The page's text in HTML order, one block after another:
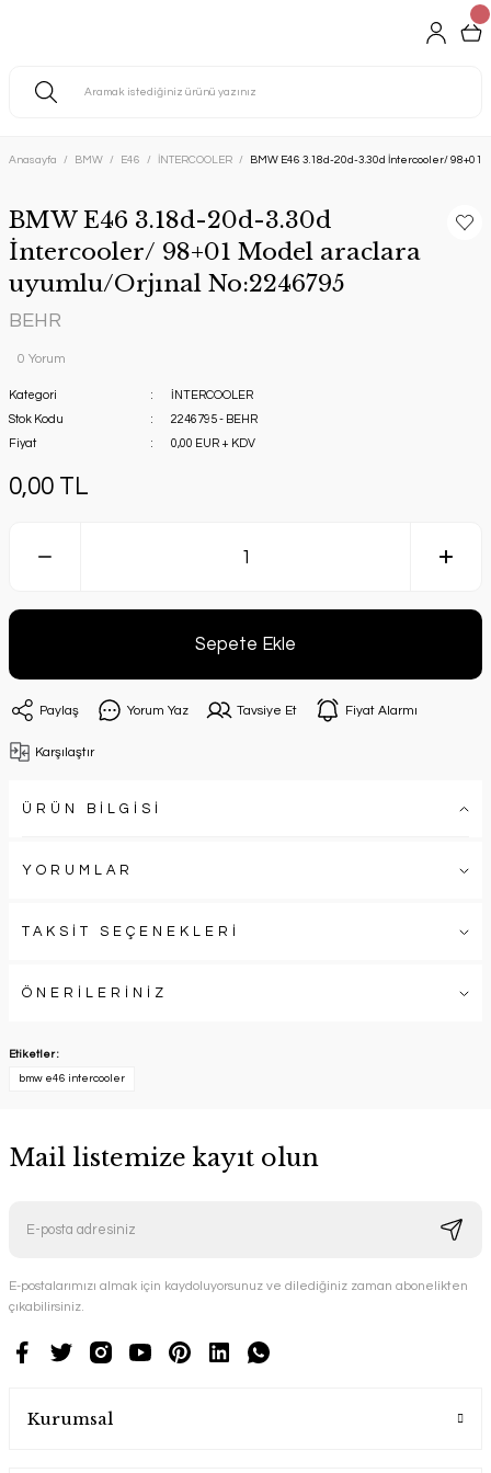
Anasayfa BMW E46 İNTERCOOLER BMW E46 3.18d-20d-3.30d İntercooler/ 98+01
BMW E46 3.18d-20d-3.30d
İntercooler/ 98+01 Model araclara
uyumlu/Orjınal No:2246795
BEHR
0 Yorum
Kategori
İNTERCOOLER
Stok Kodu
2246795 - BEHR
Fiyat
0,00 EUR + KDV
0,00 TL
Sepete Ekle
Paylaş Yorum Yaz Tavsiye Et Fiyat Alarmı
Karşılaştır
ÜRÜN BİLGİSİ
YORUMLAR
TAKSİT SEÇENEKLERİ
ÖNERİLERİNİZ
Etiketler :
bmw e46 intercooler
Mail listemize kayıt olun
E-postalarımızı almak için kaydoluyorsunuz ve dilediğiniz zaman abonelikten
çıkabilirsiniz.
Kurumsal